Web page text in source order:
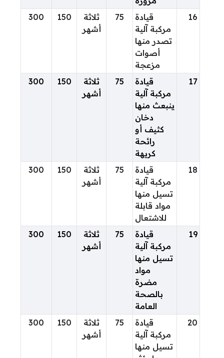
16
قيادة
مركبة آلية
تصدر منها
أصوات
مزعجة
75
ثلاثة
أشهر
150
300
17
قيادة
مركبة آلية
ينبعث منها
دخان
كثيف أو
رائحة
كريهة
75
ثلاثة
أشهر
150
300
18
قيادة
مركبة آلية
تسيل منها
مواد قابلة
للاشتعال
75
ثلاثة
أشهر
150
300
19
قيادة
مركبة آلية
تسيل منها
مواد
مضرة
بالصحة
العامة
75
ثلاثة
أشهر
150
300
20
قيادة
مركبة آلية
تسيل منها
75
ثلاثة
أشهر
150
300